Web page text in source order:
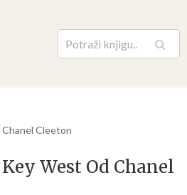
Pretraga
Cleeton
West Od Chanel